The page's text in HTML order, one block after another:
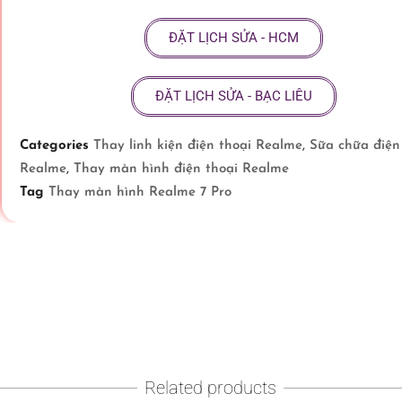
ĐẶT LỊCH SỬA - HCM
ĐẶT LỊCH SỬA - BẠC LIÊU
Categories Thay linh kiện điện thoại Realme, Sữa chữa
Realme, Thay màn hình điện thoại Realme
Tag Thay màn hình Realme 7 Pro
Related products